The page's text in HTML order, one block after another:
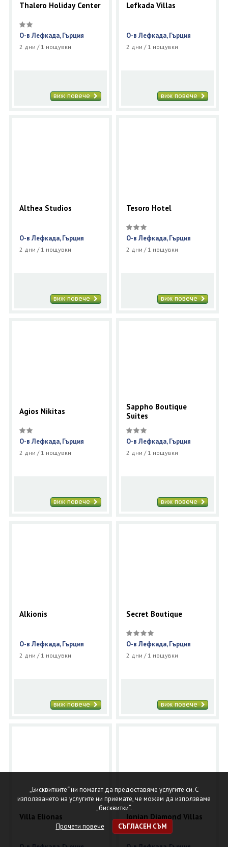
Thalero Holiday Center
О-в Лефкада, Гърция
2 дни / 1 нощувки
виж повече
Lefkada Villas
О-в Лефкада, Гърция
2 дни / 1 нощувки
виж повече
Althea Studios
О-в Лефкада, Гърция
2 дни / 1 нощувки
виж повече
Tesoro Hotel
О-в Лефкада, Гърция
2 дни / 1 нощувки
виж повече
Agios Nikitas
О-в Лефкада, Гърция
2 дни / 1 нощувки
виж повече
Sappho Boutique
Suites
О-в Лефкада, Гърция
2 дни / 1 нощувки
виж повече
Alkionis
О-в Лефкада, Гърция
2 дни / 1 нощувки
виж повече
Secret Boutique
О-в Лефкада, Гърция
2 дни / 1 нощувки
виж повече
Villa Elionas Ionian Diamond Villas
„Бисквитките“ ни помагат да предоставяме услугите си. С
използването на услугите ни приемате, че можем да използваме
„бисквитки“.
Прочети повече СЪГЛАСЕН СЪМ